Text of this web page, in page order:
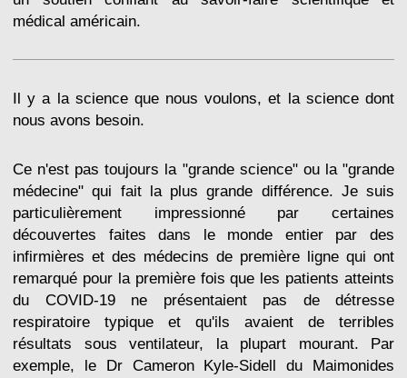
médical américain.
Il y a la science que nous voulons, et la science dont
nous avons besoin.
Ce n'est pas toujours la "grande science" ou la "grande
médecine" qui fait la plus grande différence. Je suis
particulièrement impressionné par certaines
découvertes faites dans le monde entier par des
infirmières et des médecins de première ligne qui ont
remarqué pour la première fois que les patients atteints
du COVID-19 ne présentaient pas de détresse
respiratoire typique et qu'ils avaient de terribles
résultats sous ventilateur, la plupart mourant. Par
exemple, le Dr Cameron Kyle-Sidell du Maimonides